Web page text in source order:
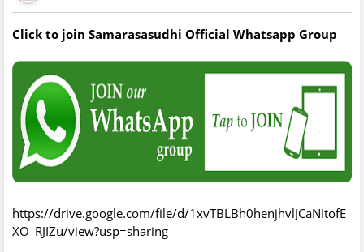
Click to join Samarasasudhi Official Whatsapp Group
https://drive.google.com/file/d/1xvTBLBh0henjhvlJCaNItofE
XO_RJIZu/view?usp=sharing